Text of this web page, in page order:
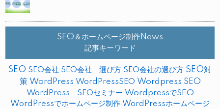
SEO＆ホームページ制作News
記事キーワード
SEO SEO会社 SEO会社 選び方 SEO会社の選び方 SEO対
策 WordPress WordPressSEO Wordpress SEO
WordPress SEOセミナー WordpressでSEO
WordPressでホームページ制作 WordPressホームページ